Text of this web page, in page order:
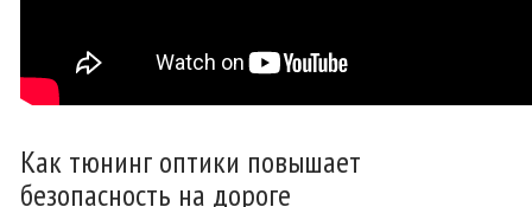
Как тюнинг оптики повышает
безопасность на дороге